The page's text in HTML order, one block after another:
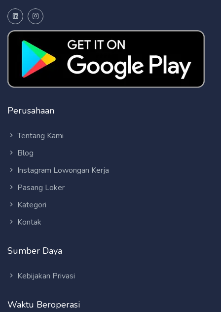
Perusahaan
Tentang Kami
Blog
Instagram Lowongan Kerja
Pasang Loker
Kategori
Kontak
Sumber Daya
Kebijakan Privasi
Waktu Beroperasi